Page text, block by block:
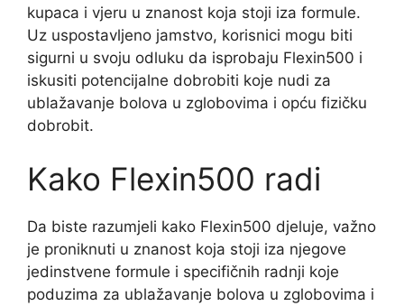
kupaca i vjeru u znanost koja stoji iza formule.
Uz uspostavljeno jamstvo, korisnici mogu biti
sigurni u svoju odluku da isprobaju Flexin500 i
iskusiti potencijalne dobrobiti koje nudi za
ublažavanje bolova u zglobovima i opću fizičku
dobrobit.
Kako Flexin500 radi
Da biste razumjeli kako Flexin500 djeluje, važno
je proniknuti u znanost koja stoji iza njegove
jedinstvene formule i specifičnih radnji koje
poduzima za ublažavanje bolova u zglobovima i